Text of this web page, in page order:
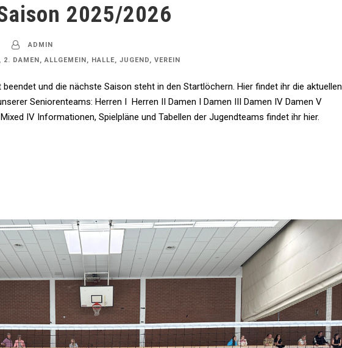
2025/2026
ADMIN
2. DAMEN ALLGEMEIN HALLE JUGEND VEREIN
und die nächste Saison steht in den Startlöchern. Hier findet ihr die aktuellen
Seniorenteams: Herren I Herren II Damen I Damen III Damen IV Damen V
IV Informationen, Spielpläne und Tabellen der Jugendteams findet ihr hier.